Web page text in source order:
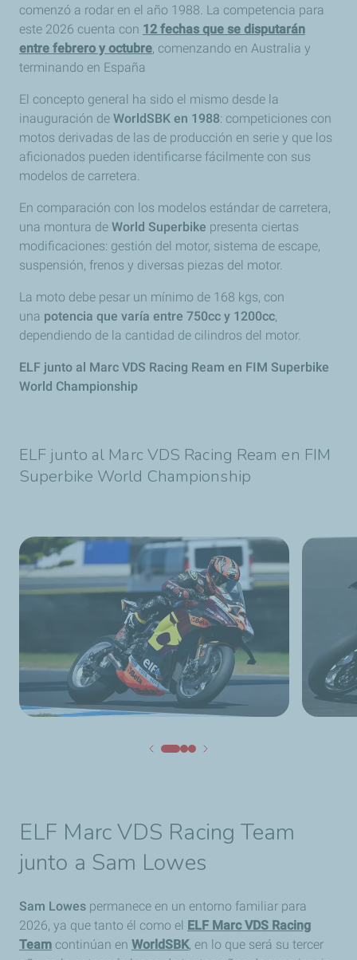
comenzó a rodar en el año 1988. La competencia para
este 2026 cuenta con 12 fechas que se disputarán
entre febrero y octubre, comenzando en Australia y
terminando en España
El concepto general ha sido el mismo desde la
inauguración de WorldSBK en 1988: competiciones con
motos derivadas de las de producción en serie y que los
aficionados pueden identificarse fácilmente con sus
modelos de carretera.
En comparación con los modelos estándar de carretera,
una montura de World Superbike presenta ciertas
modificaciones: gestión del motor, sistema de escape,
suspensión, frenos y diversas piezas del motor.
La moto debe pesar un mínimo de 168 kgs, con
una potencia que varía entre 750cc y 1200cc,
dependiendo de la cantidad de cilindros del motor.
ELF junto al Marc VDS Racing Ream en FIM Superbike
World Championship
ELF junto al Marc VDS Racing Ream en FIM
Superbike World Championship
ELF Marc VDS Racing Team
junto a Sam Lowes
Sam Lowes permanece en un entorno familiar para
2026, ya que tanto él como el
ELF Marc VDS Racing
Team continúan en WorldSBK, en lo que será su tercer